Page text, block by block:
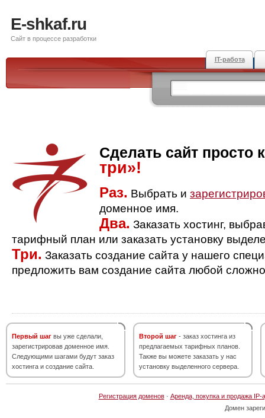
E-shkaf.ru
Сайт в процессе разработки
IT-работа
Сделать сайт просто
три»!
Раз. Выбрать и
доменное имя.
Два. Заказать хостинг,
тарифный план или заказать установку
Три. Заказать создание сайта у нашего
предложить вам создание сайта любой
Первый шаг вы уже сделали,
зарегистрировав доменное имя.
Следующими шагами будут заказ
хостинга и создание сайта.
Второй шаг - заказ хостинга из
предлагаемых тарифных планов.
Также вы можете заказать у нас
установку выделенного сервера.
Регистрация доменов· Аренда, покупка и продажа IP-
Домен